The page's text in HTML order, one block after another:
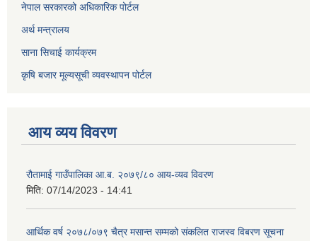
नेपाल सरकारको अधिकारिक पोर्टल
अर्थ मन्त्रालय
साना सिचाई कार्यक्रम
कृषि बजार मूल्यसूची व्यवस्थापन पोर्टल
आय व्यय विवरण
रौतामाई गाउँपालिका आ.ब. २०७९/८० आय-व्यव विवरण
मिति: 07/14/2023 - 14:41
आर्थिक वर्ष २०७८/०७९ चैत्र मसान्त सम्मको संकलित राजस्व विबरण सूचना